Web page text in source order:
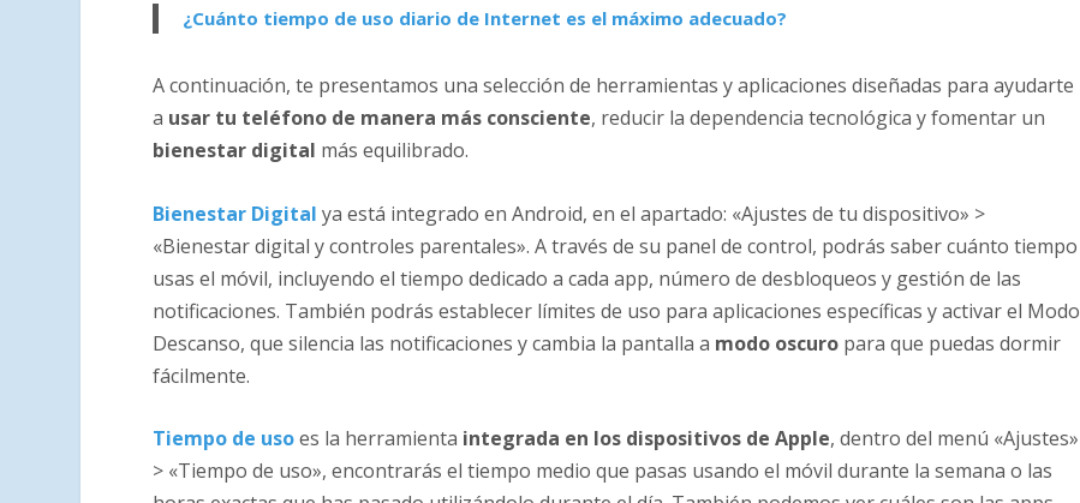
¿Cuánto tiempo de uso diario de Internet es el máximo adecuado?
A continuación, te presentamos una selección de herramientas y aplicaciones diseñadas para ayudarte
a usar tu teléfono de manera más consciente, reducir la dependencia tecnológica y fomentar un
bienestar digital más equilibrado.
Bienestar Digital ya está integrado en Android, en el apartado: «Ajustes de tu dispositivo» >
«Bienestar digital y controles parentales». A través de su panel de control, podrás saber cuánto tiempo
usas el móvil, incluyendo el tiempo dedicado a cada app, número de desbloqueos y gestión de las
notificaciones. También podrás establecer límites de uso para aplicaciones específicas yactivar el Modo
Descanso, que silencia las notificaciones y cambia la pantalla a modo oscuro para que puedas dormir
fácilmente.
Tiempo de usoes la herramienta integrada en los dispositivos de Apple, dentro del menú «Ajustes»
> «Tiempo de uso», encontrarás el tiempo medio que pasas usando el móvil durante la semana o las